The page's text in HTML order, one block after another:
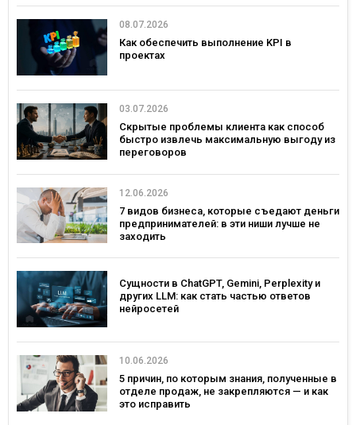
08.07.2026
Как обеспечить выполнение KPI в
проектах
03.07.2026
Скрытые проблемы клиента как способ
быстро извлечь максимальную выгоду из
переговоров
12.06.2026
7 видов бизнеса, которые съедают деньги
предпринимателей: в эти ниши лучше не
заходить
Сущности в ChatGPT, Gemini, Perplexity и
других LLM: как стать частью ответов
нейросетей
10.06.2026
5 причин, по которым знания, полученные в
отделе продаж, не закрепляются — и как
это исправить